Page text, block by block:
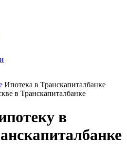
Ипотека в Транскапиталбанке
в Транскапиталбанке
в